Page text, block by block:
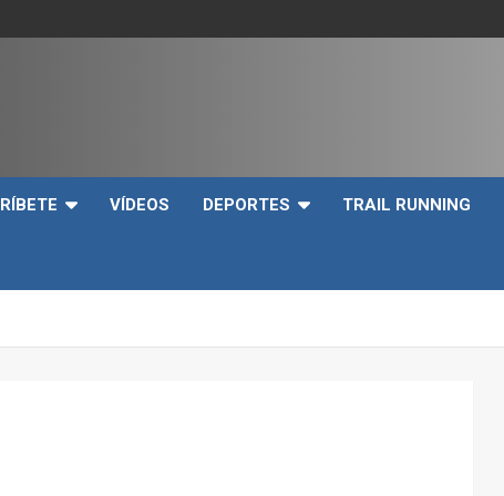
VÍDEOS DEPORTES TRAIL RUNNING